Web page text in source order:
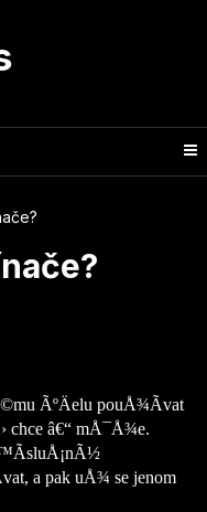
ÃºÄelu pouÅ¾Ã­vat
chce â€“ mÅ¯Å¾e.
a pak uÅ¾ se jenom